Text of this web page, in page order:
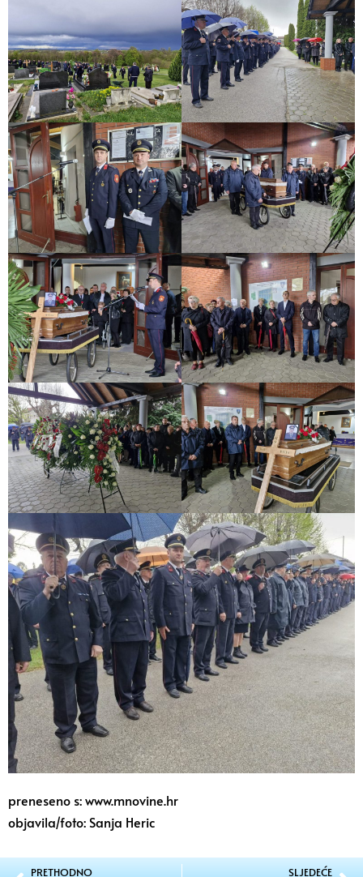
preneseno s: www.mnovine.hr
objavila/foto: Sanja Heric
PRETHODNO SLJEDEĆE